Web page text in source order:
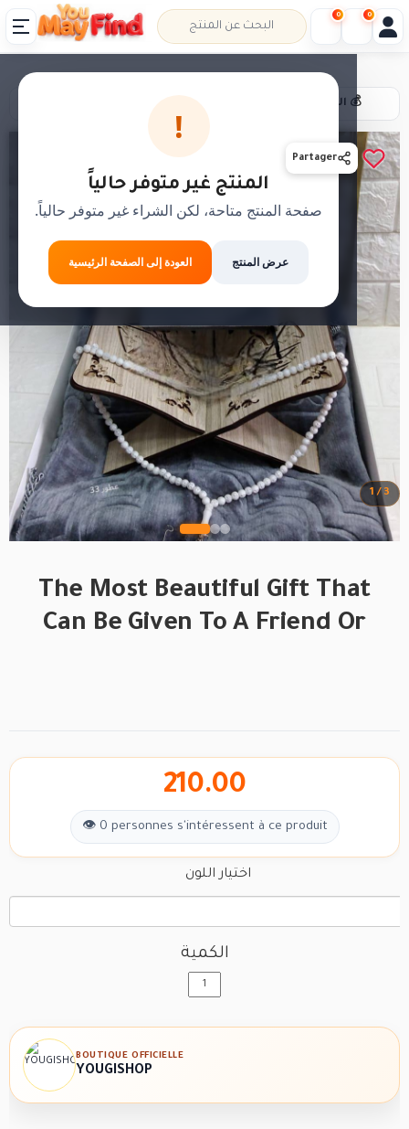
!
المنتج غير متوفر حالياً
صفحة المنتج متاحة، لكن الشراء غير متوفر حالياً.
عرض المنتج العودة إلى الصفحة الرئيسية
The Most Beautiful Gift That
Can Be Given To A Friend Or
📦 حل،قلب،عاد خلص 💰 الدفع عند الاستلام
1 / 3
Partager
210.00
👁 0 personnes s'intéressent à ce produit
اختيار اللون
الكمية
BOUTIQUE OFFICIELLE
YOUGISHOP
0 0